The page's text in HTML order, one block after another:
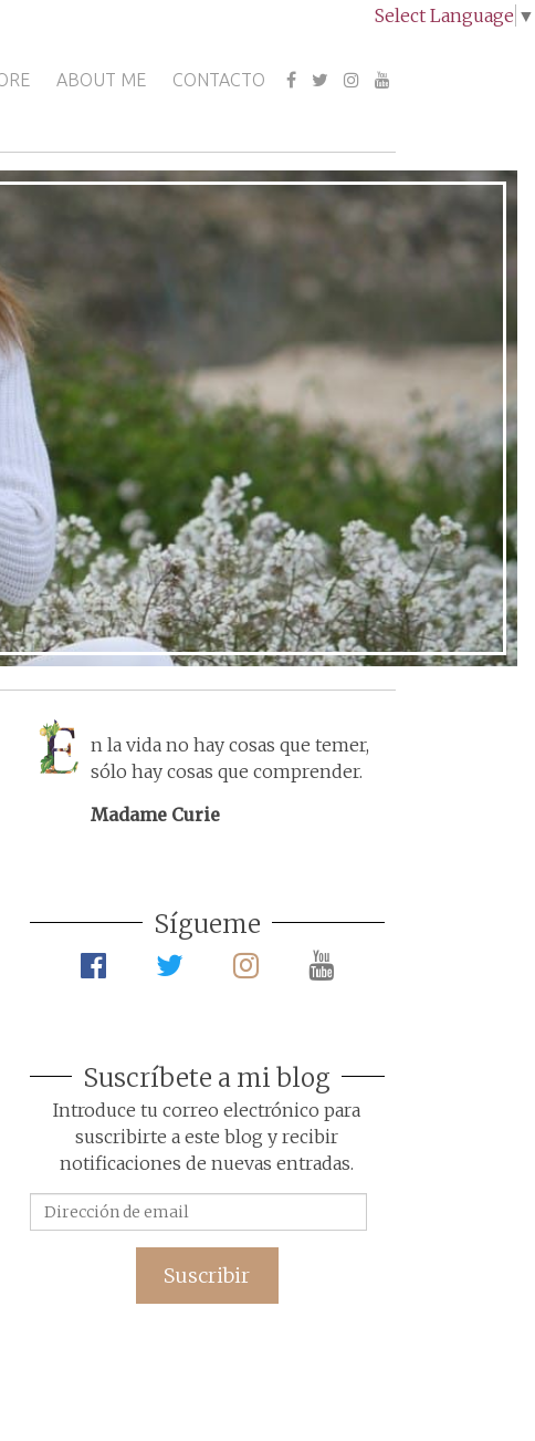
Select Language ▼
ABOUT ME CONTACTO
n la vida no hay cosas que temer,
sólo hay cosas que comprender.
Madame Curie
Sígueme
Suscríbete a mi blog
Introduce tu correo electrónico para
suscribirte a este blog y recibir
notificaciones de nuevas entradas.
de
Suscribir